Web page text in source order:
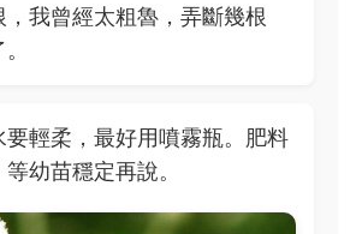
我曾經太粗魯，弄斷幾根
要輕柔，最好用噴霧瓶。肥料
幼苗穩定再說。